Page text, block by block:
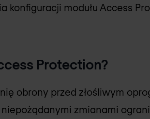
konfiguracji modułu Access
Protection?
obrony przed złośliwym
zmianami